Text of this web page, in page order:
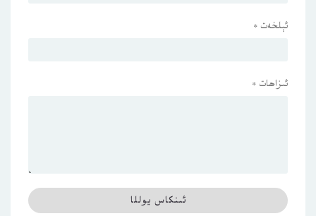
ئېلخەت *
ئىزاھات *